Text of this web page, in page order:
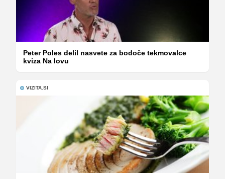
Peter Poles delil nasvete za bodoče tekmovalce
kviza Na lovu
VIZITA.SI